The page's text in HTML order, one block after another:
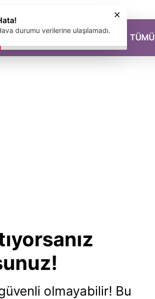
MAGAZİN TÜMÜ
olmayabilir! Bu
durumu verilerine ulaşılamadı.